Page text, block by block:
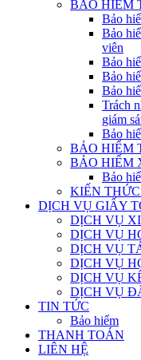
BẢO HIỂM
Bảo
Bảo
viên
Bảo
Bảo
Bảo
Trách
giám
Bảo
BẢO HIỂM
BẢO HIỂM
Bảo
KIẾN
DỊCH VỤ GIẤY
DỊCH VỤ
DỊCH VỤ
DỊCH VỤ
DỊCH VỤ
DỊCH VỤ
DỊCH VỤ
TIN TỨC
Bảo hiểm
THANH TOÁN
LIÊN HỆ